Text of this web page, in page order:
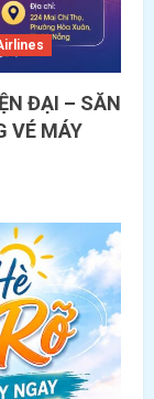
ĐẠI – SĂN
VÉ MÁY